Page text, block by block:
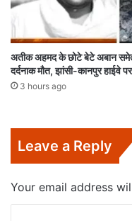
अतीक अहमद के छोटे बेटे अबान
दर्दनाक मौत, झांसी-कानपुर हाईवे
3 hours ago
Leave a Reply
Your email address